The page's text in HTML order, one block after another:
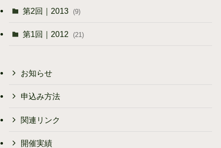
第2回｜2013 (9)
第1回｜2012 (21)
お知らせ
申込み方法
関連リンク
開催実績